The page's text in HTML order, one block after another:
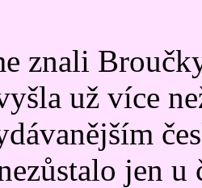
znali
už více
jen u